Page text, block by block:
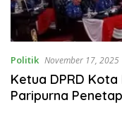
Politik November 17, 2025
Ketua DPRD
Paripurna